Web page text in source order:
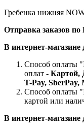
Гребенка нижняя
Отправка заказов
В интернет-
Способ оплаты
оплат - Картой,
T-Pay,
Способ оплаты
картой или
В интернет-